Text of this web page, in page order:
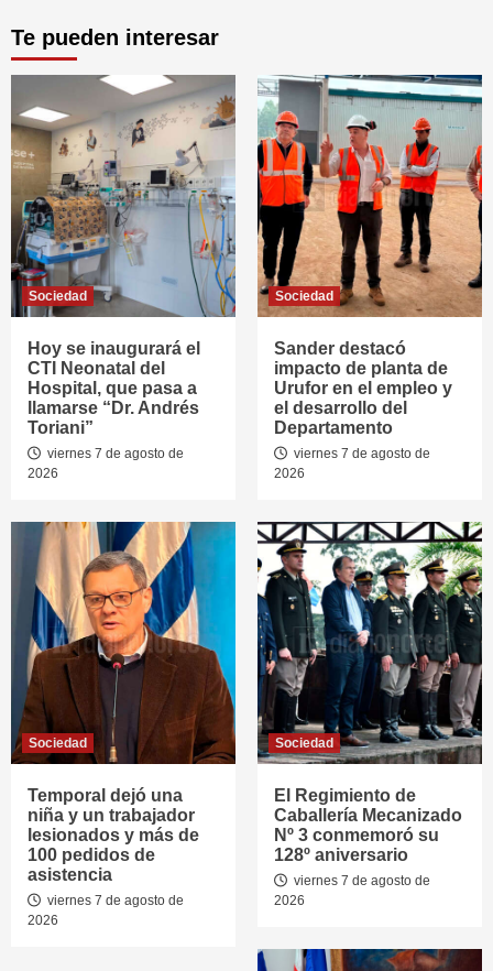
Te pueden interesar
Sociedad
Hoy se inaugurará el
CTI Neonatal del
Hospital, que pasa a
llamarse “Dr. Andrés
Toriani”
viernes 7 de agosto de
2026
Sociedad
Sander destacó
impacto de planta de
Urufor en el empleo y
el desarrollo del
Departamento
viernes 7 de agosto de
2026
Sociedad
Temporal dejó una
niña y un trabajador
lesionados y más de
100 pedidos de
asistencia
viernes 7 de agosto de
2026
Sociedad
El Regimiento de
Caballería Mecanizado
Nº 3 conmemoró su
128º aniversario
viernes 7 de agosto de
2026